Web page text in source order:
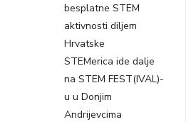
besplatne STEM
aktivnosti diljem
Hrvatske
STEMerica ide dalje
na STEM FEST(IVAL)-
u u Donjim
Andrijevcima